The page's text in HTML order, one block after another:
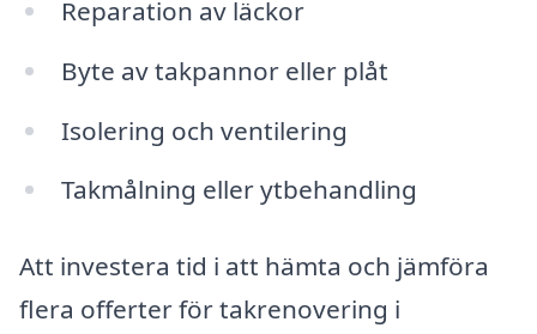
Reparation av läckor
Byte av takpannor eller plåt
Isolering och ventilering
Takmålning eller ytbehandling
Att investera tid i att hämta och jämföra
flera offerter för takrenovering i